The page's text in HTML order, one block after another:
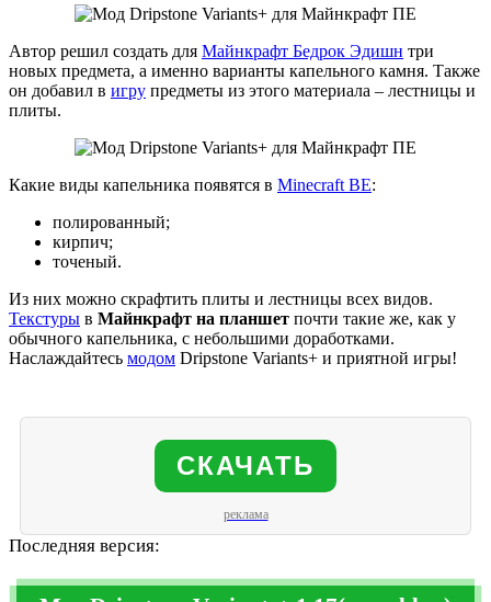
Автор решил создать для Майнкрафт Бедрок Эдишн три
новых предмета, а именно варианты капельного камня. Также
он добавил в игру предметы из этого материала – лестницы и
плиты.
Какие виды капельника появятся в Minecraft BE:
полированный;
кирпич;
точеный.
Из них можно скрафтить плиты и лестницы всех видов.
Текстуры в Майнкрафт на планшет почти такие же, как у
обычного капельника, с небольшими доработками.
Наслаждайтесь модом Dripstone Variants+ и приятной игры!
СКАЧАТЬ
реклама
Последняя версия: